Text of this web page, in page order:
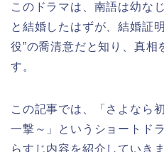
このドラマは、南語は幼な
と結婚したはずが、結婚証
役”の喬清意だと知り、真
す。
この記事では、「さよなら
一撃～」というショートド
らすじ内容を紹介していきま